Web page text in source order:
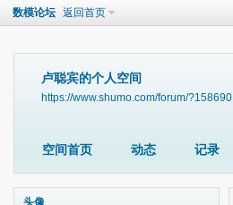
数模论坛 返回首页
卢聪宾的个人空间
https://www.shumo.com/forum/?158690
空间首页 动态 记录
头像